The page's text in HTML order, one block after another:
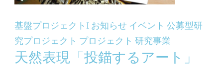
基盤プロジェクトI お知らせ イベント 公募型研
究プロジェクト プロジェクト 研究事業
天然表現「投錨するアート」